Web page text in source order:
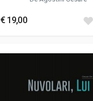
€ 19,00